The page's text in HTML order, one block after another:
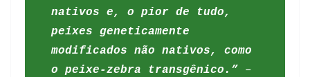
nativos e, o pior de tudo,
peixes geneticamente
modificados não nativos, como
o peixe-zebra transgênico.” –